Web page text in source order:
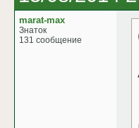
marat-max
Знаток
131 сообщение